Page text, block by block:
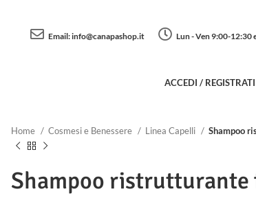
Email:info@canapashop.it Lun - Ven 9:00-12:30
ACCEDI / REGISTRATI
Home Cosmesi e Benessere Linea Capelli Shampoo
Shampoo